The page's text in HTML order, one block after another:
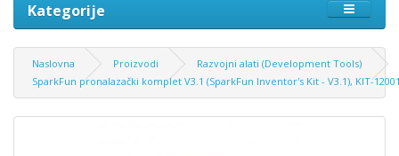
Kategorije
Naslovna Proizvodi
Razvojni alati (Development Tools)
SparkFun pronalazački komplet V3.1 (SparkFun Inventor's Kit - V3.1), KIT-